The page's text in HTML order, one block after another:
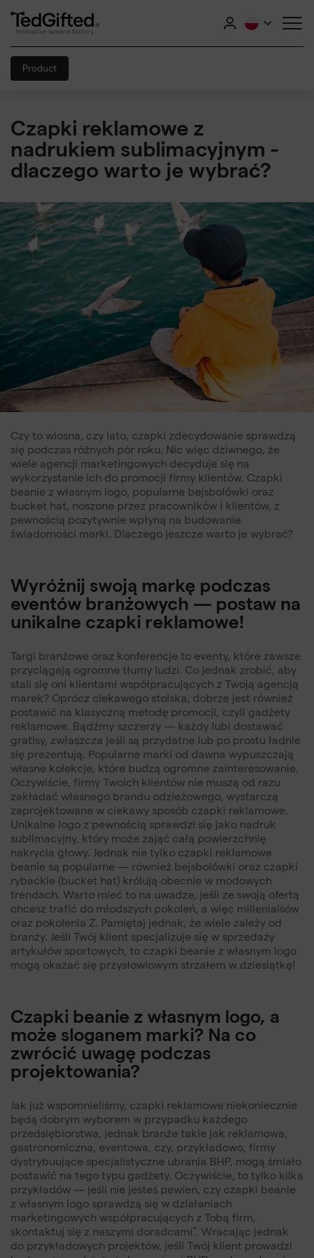
Product
Czapki reklamowe z
nadrukiem sublimacyjnym -
dlaczego warto je wybrać?
Czy to wiosna, czy lato, czapki zdecydowanie sprawdzą
się podczas różnych pór roku. Nic więc dziwnego, że
wiele agencji marketingowych decyduje się na
wykorzystanie ich do promocji firmy klientów. Czapki
beanie z własnym logo, popularne bejsbolówki oraz
bucket hat, noszone przez pracowników i klientów, z
pewnością pozytywnie wpłyną na budowanie
świadomości marki. Dlaczego jeszcze warto je wybrać?
Wyróżnij swoją markę podczas
eventów branżowych — postaw na
unikalne czapki reklamowe!
Targi branżowe oraz konferencje to eventy, które zawsze
przyciągają ogromne tłumy ludzi. Co jednak zrobić, aby
stali się oni klientami współpracujących z Twoją agencją
marek? Oprócz ciekawego stoiska, dobrze jest również
postawić na klasyczną metodę promocji, czyli gadżety
reklamowe. Bądźmy szczerzy — każdy lubi dostawać
gratisy, zwłaszcza jeśli są przydatne lub po prostu ładnie
się prezentują. Popularne marki od dawna wypuszczają
własne kolekcje, które budzą ogromne zainteresowanie.
Oczywiście, firmy Twoich klientów nie muszą od razu
zakładać własnego brandu odzieżowego, wystarczą
zaprojektowane w ciekawy sposób czapki reklamowe.
Unikalne logo z pewnością sprawdzi się jako nadruk
sublimacyjny, który może zająć całą powierzchnię
nakrycia głowy. Jednak nie tylko czapki reklamowe
beanie są popularne — również bejsbolówki oraz czapki
rybackie (bucket hat) królują obecnie w modowych
trendach. Warto mieć to na uwadze, jeśli ze swoją ofertą
chcesz trafić do młodszych pokoleń, a więc millenialsów
oraz pokolenia Z. Pamiętaj jednak, że wiele zależy od
branży. Jeśli Twój klient specjalizuje się w sprzedaży
artykułów sportowych, to czapki beanie z własnym logo
mogą okazać się przysłowiowym strzałem w dziesiątkę!
Czapki beanie z własnym logo, a
może sloganem marki? Na co
zwrócić uwagę podczas
projektowania?
Jak już wspomnieliśmy, czapki reklamowe niekoniecznie
będą dobrym wyborem w przypadku każdego
przedsiębiorstwa, jednak branże takie jak reklamowa,
gastronomiczna, eventowa, czy, przykładowo, firmy
dystrybuujące specjalistyczne ubrania BHP, mogą śmiało
postawić na tego typu gadżety. Oczywiście, to tylko kilka
przykładów — jeśli nie jesteś pewien, czy czapki beanie
z własnym logo sprawdzą się w działaniach
marketingowych współpracujących z Tobą firm,
skontaktuj się z naszymi doradcami”. Wracając jednak
do przykładowych projektów, jeśli Twój klient prowadzi